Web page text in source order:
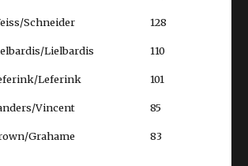
Schneider 128
Lielbardis 110
Leferink 101
Vincent 85
Grahame 83